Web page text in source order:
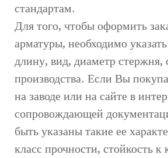
стандартам.
Для того, чтобы оформить
арматуры, необходимо
длину, вид, диаметр стержня,
производства. Если Вы
на заводе или на сайте в
сопровождающей
быть указаны такие ее
класс прочности, стойкость к